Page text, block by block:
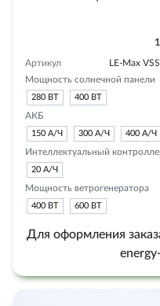
Артикул
LE-Max
Мощность солнечной панели
280 ВТ 400 ВТ
АКБ
150 А/Ч 300 А/Ч 400 А/Ч
Интеллектуальный
20 А/Ч
Мощность ветрогенератора
400 ВТ 600 ВТ
Для оформления